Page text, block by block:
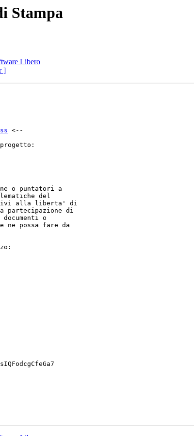
Stampa
Libero
]
<--
o puntatori a
del
alla liberta' di
partecipazione di
o
ne possa fare da